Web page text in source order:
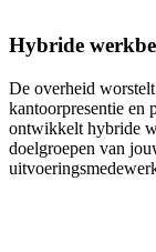
Hybride
De overheid
kantoorpresentie en
ontwikkelt hybride
doelgroepen van